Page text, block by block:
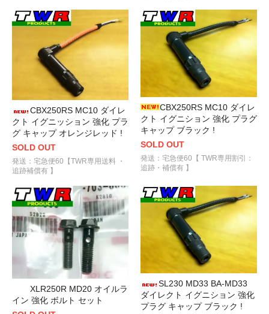
CBX250RS MC10 ダイレ
クト イグニッション 強化 プラ
グ キャップ オレンジレッド !
SOLD OUT
発送：宅急便60【TWR専用送料 ・
追跡補償有 】
CBX250RS MC10 ダイレ
クト イグニション 強化 プラグ
キャップ ブラック !
SOLD OUT
発送：宅急便60【 TWR専用割引：
追跡・補償有 】
XLR250R MD20 オイルラ
イン 強化 ボルト セット
SL230 MD33 BA-MD33
ダイレクト イグニション 強化
プラグ キャップ ブラック !